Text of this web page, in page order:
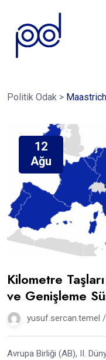
Politik Odak >
12
Ağu
Kilometre
ve Genişleme
yusuf.sercan.temel /
Avrupa Birliği (AB), II.